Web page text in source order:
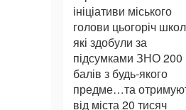
ініціативи міського
голови цьогоріч
які здобули за
підсумками ЗНО 200
балів з будь-якого
предме…та
від міста 20 тисяч